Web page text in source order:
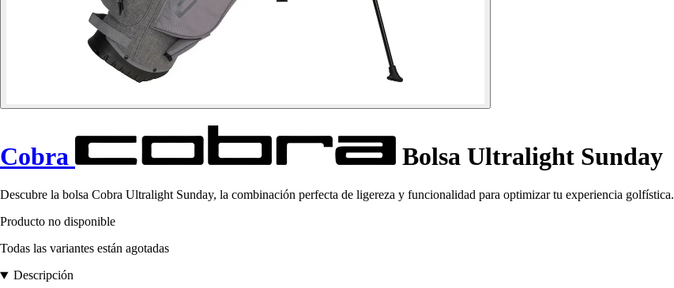
Cobra Bolsa Ultralight Sunday
Descubre la bolsa Cobra Ultralight Sunday, la combinación perfecta de ligereza y funcionalidad para optimizar tu experiencia golfística.
Producto no disponible
Todas las variantes están agotadas
Descripción